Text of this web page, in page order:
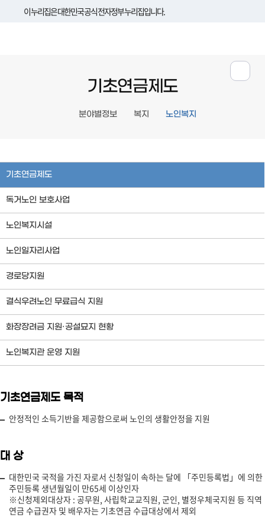
이 누리집은 대한민국 공식 전자정부 누리집입니다.
기초연금제도
분야별정보 복지 노인복지
기초연금제도
독거노인 보호사업
노인복지시설
노인일자리사업
경로당지원
결식우려노인 무료급식 지원
화장장려금 지원·공설묘지 현황
노인복지관 운영 지원
기초연금제도 목적
안정적인 소득기반을 제공함으로써 노인의 생활안정을 지원
대 상
대한민국 국적을 가진 자로서 신청일이 속하는 달에 「주민등록법」에 의한
주민등록 생년월일이 만65세 이상인자
※신청제외대상자 : 공무원, 사립학교교직원, 군인, 별정우체국지원 등 직역
연금 수급권자 및 배우자는 기초연금 수급대상에서 제외